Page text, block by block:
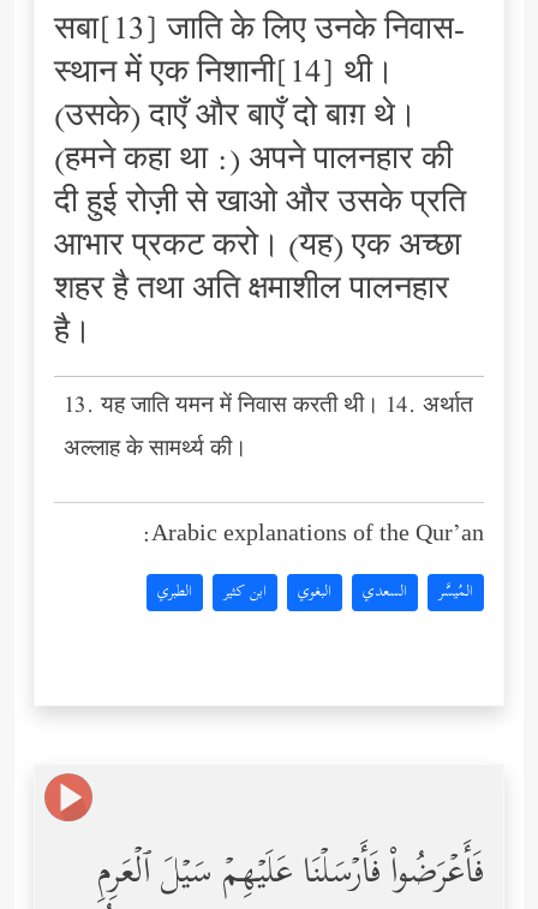
सबा[13] जाति के लिए उनके निवास-
स्थान में एक निशानी[14] थी।
(उसके) दाएँ और बाएँ दो बाग़ थे।
(हमने कहा था :) अपने पालनहार की
दी हुई रोज़ी से खाओ और उसके प्रति
आभार प्रकट करो। (यह) एक अच्छा
शहर है तथा अति क्षमाशील पालनहार
है।
13. यह जाति यमन में निवास करती थी। 14. अर्थात
अल्लाह के सामर्थ्य की।
Arabic explanations of the Qur’an:
المُيسَّر السعدي البغوي ابن كثير الطبري
فَأَعۡرَضُواْ فَأَرۡسَلۡنَا عَلَیۡهِمۡ سَیۡلَ ٱلۡعَرِمِ